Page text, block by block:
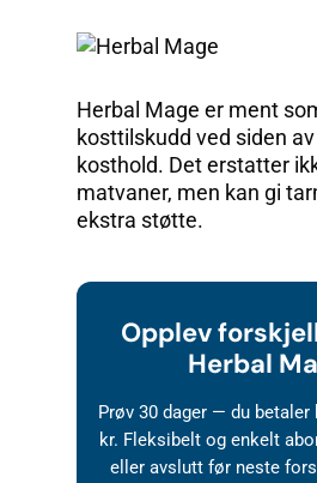
Herbal Mage er ment
kosttilskudd ved siden
kosthold. Det erstatter
matvaner, men kan gi
ekstra støtte.
Opplev
Herbal
Prøv 30 dager — du betaler
kr. Fleksibelt og enkelt
eller avslutt før neste